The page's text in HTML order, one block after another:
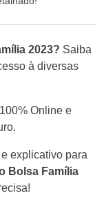
2023? Saiba
à diversas
Online e
explicativo para
Bolsa Família